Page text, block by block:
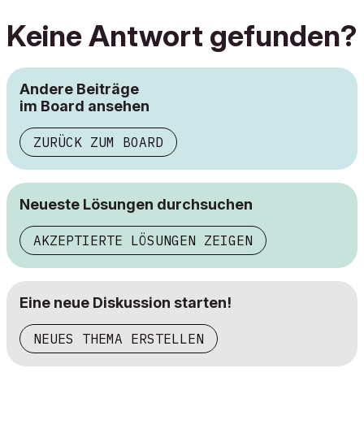
Keine Antwort gefunden?
Andere Beiträge
im Board ansehen
ZURÜCK ZUM BOARD
Neueste Lösungen durchsuchen
AKZEPTIERTE LÖSUNGEN ZEIGEN
Eine neue Diskussion starten!
NEUES THEMA ERSTELLEN